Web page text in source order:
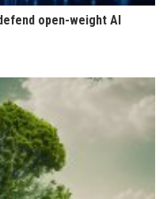
open-weight AI